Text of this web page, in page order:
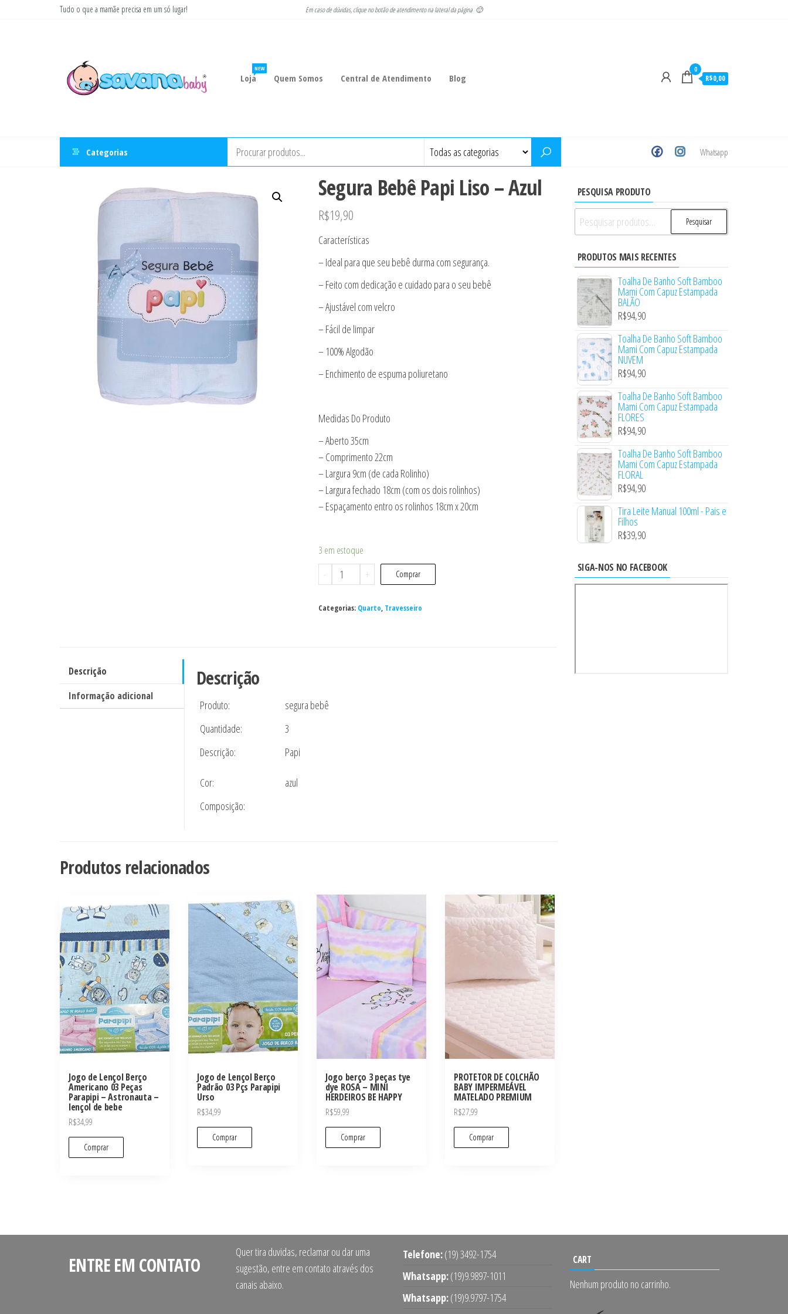
Tudo o que a mamãe precisa em um só lugar! Em caso de dúvidas, clique no botão de atendimento na lateral da página 🙂
Loja
NEW
Quem Somos Central de Atendimento Blog
0
R$0,00
Categorias Whatsapp
Segura Bebê Papi Liso – Azul
R$19,90
Características
– Ideal para que seu bebê durma com segurança.
– Feito com dedicação e cuidado para o seu bebê
– Ajustável com velcro
– Fácil de limpar
– 100% Algodão
– Enchimento de espuma poliuretano
Medidas Do Produto
– Aberto 35cm
– Comprimento 22cm
– Largura 9cm (de cada Rolinho)
– Largura fechado 18cm (com os dois rolinhos)
– Espaçamento entro os rolinhos 18cm x 20cm
3 em estoque
-
Segura
Bebê
Papi
+ Comprar
Categorias: Quarto, Travesseiro
Descrição
Informação adicional
Descrição
Produto:
segura bebê
Quantidade:
3
Descrição:
Papi
Cor:
azul
Composição:
Produtos relacionados
Jogo de Lençol Berço
Americano 03 Peças
Parapipi – Astronauta –
lençol de bebe
R$34,99
Comprar
Jogo de Lençol Berço
Padrão 03 Pçs Parapipi
Urso
R$34,99
Comprar
Jogo berço 3 peças tye
dye ROSA – MINI
HERDEIROS BE HAPPY
R$59,99
Comprar
PROTETOR DE COLCHÃO
BABY IMPERMEÁVEL
MATELADO PREMIUM
R$27,99
Comprar
PESQUISA PRODUTO
Pesquisar
por:
Pesquisar
PRODUTOS MAIS RECENTES
Toalha De Banho Soft Bamboo
Mami Com Capuz Estampada
BALÃO
R$94,90
Toalha De Banho Soft Bamboo
Mami Com Capuz Estampada
NUVEM
R$94,90
Toalha De Banho Soft Bamboo
Mami Com Capuz Estampada
FLORES
R$94,90
Toalha De Banho Soft Bamboo
Mami Com Capuz Estampada
FLORAL
R$94,90
Tira Leite Manual 100ml - Pais e
Filhos
R$39,90
SIGA-NOS NO FACEBOOK
ENTRE EM CONTATO
Quer tira duvidas, reclamar ou dar uma
sugestão, entre em contato através dos
canais abaixo.
Telefone:(19) 3492-1754
Whatsapp:(19)9.9897-1011
Whatsapp:(19)9.9797-1754
CART
Nenhum produto no carrinho.